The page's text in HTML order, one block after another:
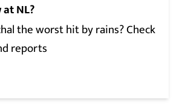
NL?
the worst hit by rains? Check
reports